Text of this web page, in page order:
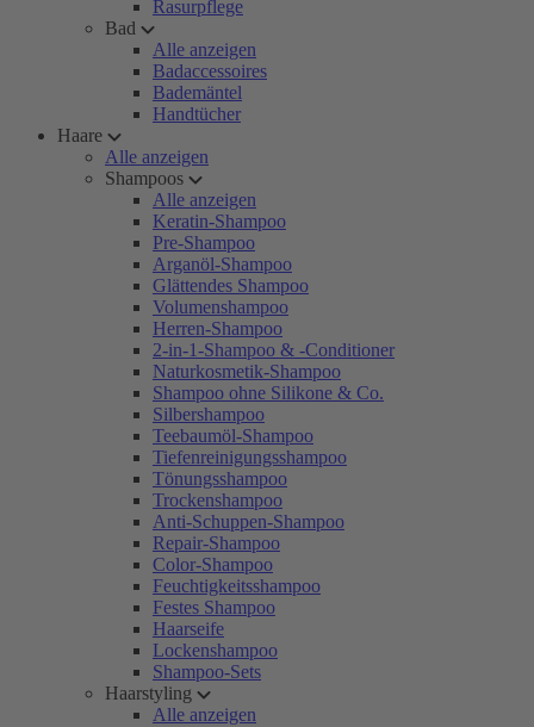
Rasurpflege
Bad
Alle anzeigen
Badaccessoires
Bademäntel
Handtücher
Haare
Alle anzeigen
Shampoos
Alle anzeigen
Keratin-Shampoo
Pre-Shampoo
Arganöl-Shampoo
Glättendes Shampoo
Volumenshampoo
Herren-Shampoo
2-in-1-Shampoo & -Conditioner
Naturkosmetik-Shampoo
Shampoo ohne Silikone & Co.
Silbershampoo
Teebaumöl-Shampoo
Tiefenreinigungsshampoo
Tönungsshampoo
Trockenshampoo
Anti-Schuppen-Shampoo
Repair-Shampoo
Color-Shampoo
Feuchtigkeitsshampoo
Festes Shampoo
Haarseife
Lockenshampoo
Shampoo-Sets
Haarstyling
Alle anzeigen